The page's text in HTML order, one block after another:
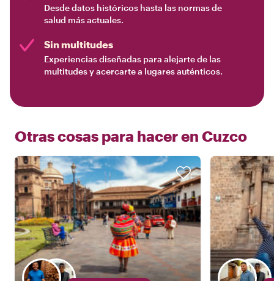
Desde datos históricos hasta las normas de
salud más actuales.
Sin multitudes
Experiencias diseñadas para alejarte de las
multitudes y acercarte a lugares auténticos.
Otras cosas para hacer en Cuzco